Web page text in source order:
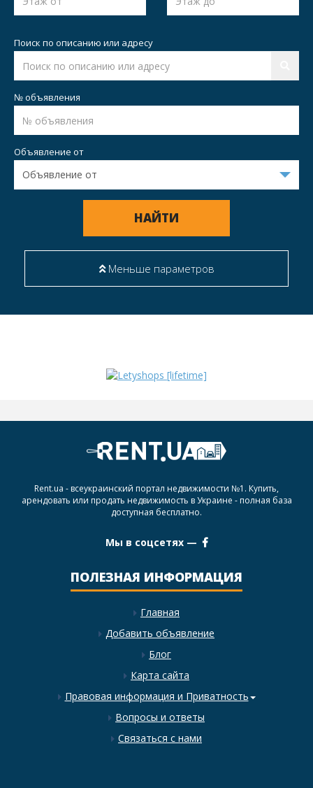
Поиск по описанию или адресу
№ объявления
Объявление от
НАЙТИ
Меньше параметров
Rent.ua - всеукраинский портал недвижимости №1. Купить,
арендовать или продать недвижимость в Украине - полная база
доступная бесплатно.
Мы в соцсетях —
ПОЛЕЗНАЯ ИНФОРМАЦИЯ
Главная
Добавить объявление
Блог
Карта сайта
Правовая информация и Приватность
Вопросы и ответы
Связаться с нами